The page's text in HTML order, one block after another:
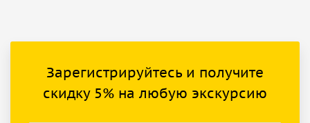
Зарегистрируйтесь и получите
скидку 5% на любую экскурсию